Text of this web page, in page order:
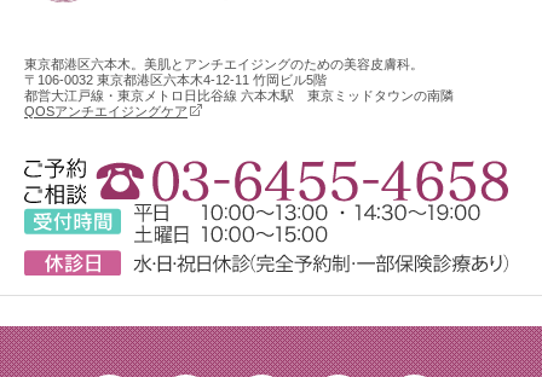
東京都港区六本木。美肌とアンチエイジングのための美容皮膚科。
〒106-0032 東京都港区六本木4-12-11 竹岡ビル5階
都営大江戸線・東京メトロ日比谷線 六本木駅 東京ミッドタウンの南隣
QOSアンチエイジングケア